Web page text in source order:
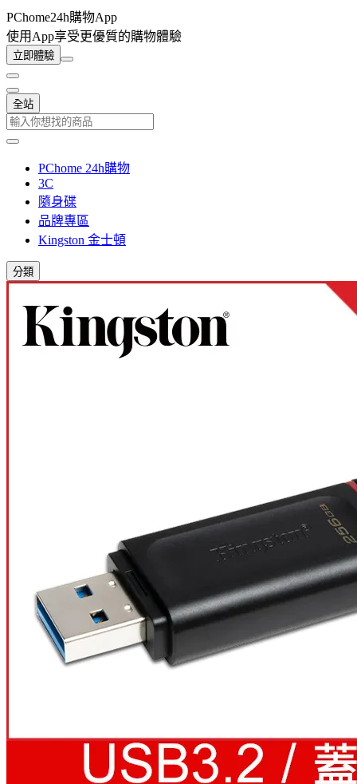
PChome24h購物App
使用App享受更優質的購物體驗
立即體驗
全站
PChome 24h購物
3C
隨身碟
品牌專區
Kingston 金士頓
分類